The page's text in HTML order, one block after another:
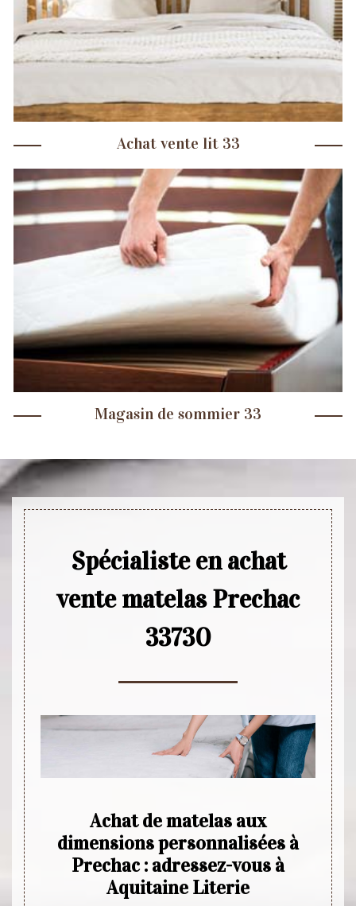
Achat vente lit 33
Magasin de sommier 33
Spécialiste en achat
vente matelas Prechac
33730
Achat de matelas aux
dimensions personnalisées à
Prechac : adressez-vous à
Aquitaine Literie
Les